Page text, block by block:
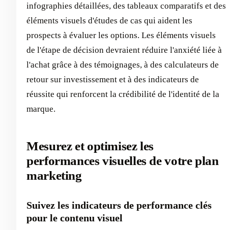
infographies détaillées, des tableaux comparatifs et des
éléments visuels d'études de cas qui aident les
prospects à évaluer les options. Les éléments visuels
de l'étape de décision devraient réduire l'anxiété liée à
l'achat grâce à des témoignages, à des calculateurs de
retour sur investissement et à des indicateurs de
réussite qui renforcent la crédibilité de l'identité de la
marque.
Mesurez et optimisez les
performances visuelles de votre plan
marketing
Suivez les indicateurs de performance clés
pour le contenu visuel